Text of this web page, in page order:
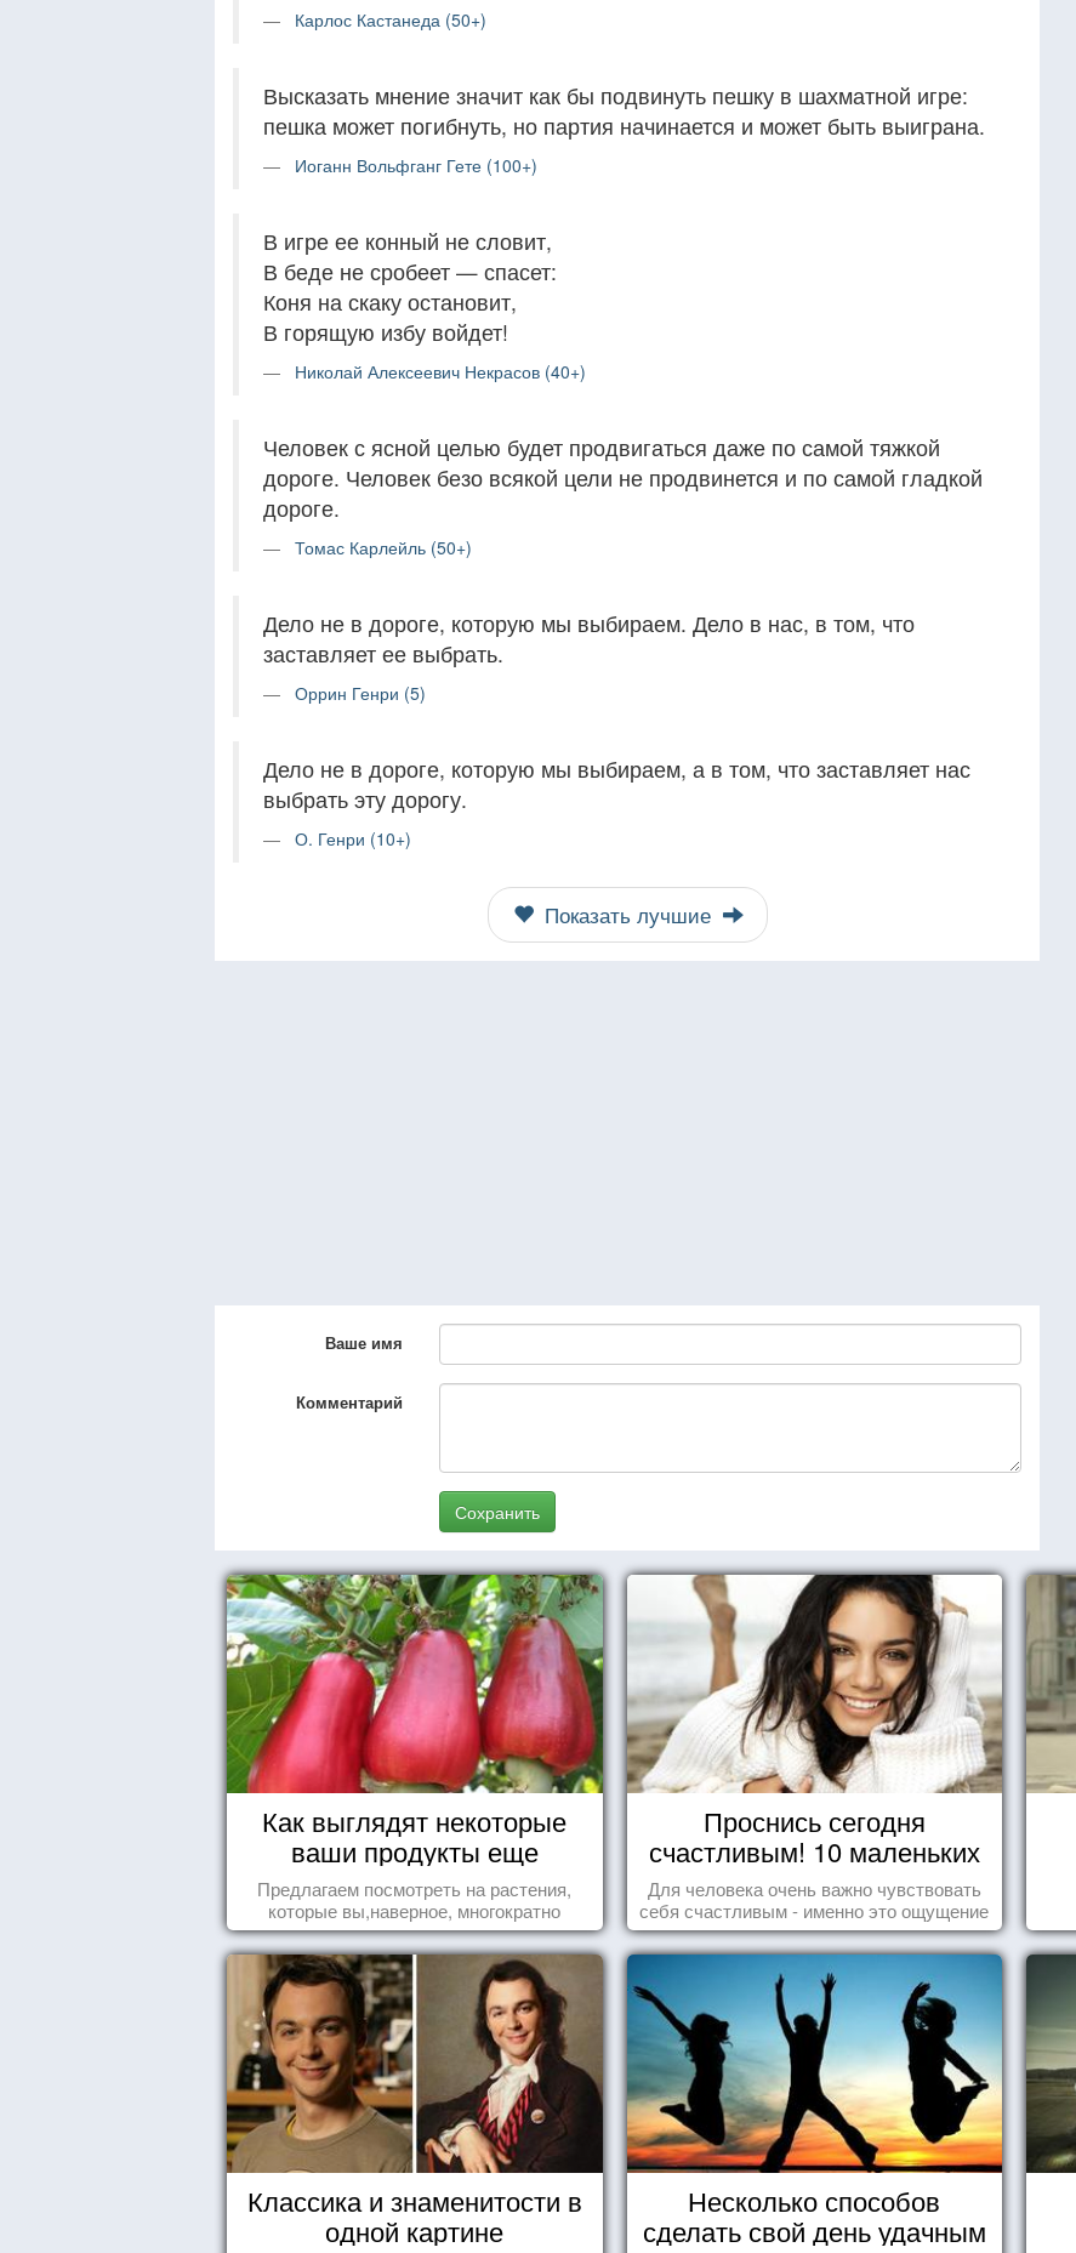
Карлос Кастанеда (50+)
Высказать мнение значит как бы подвинуть пешку в шахматной игре:
пешка может погибнуть, но партия начинается и может быть выиграна.
Иоганн Вольфганг Гете (100+)
В игре ее конный не словит,
В беде не сробеет — спасет:
Коня на скаку остановит,
В горящую избу войдет!
Николай Алексеевич Некрасов (40+)
Человек с ясной целью будет продвигаться даже по самой тяжкой
дороге. Человек безо всякой цели не продвинется и по самой гладкой
дороге.
Томас Карлейль (50+)
Дело не в дороге, которую мы выбираем. Дело в нас, в том, что
заставляет ее выбрать.
Оррин Генри (5)
Дело не в дороге, которую мы выбираем, а в том, что заставляет нас
выбрать эту дорогу.
О. Генри (10+)
Показать лучшие
Ваше имя
Комментарий
Сохранить
Как выглядят некоторые
ваши продукты еще
живыми?
Предлагаем посмотреть на растения,
которые вы,наверное, многократно
видели , но никогда не представляли
себе, что употребляете их в пищу.
Проснись сегодня
счастливым! 10 маленьких
радостей настоящего
Счастья
Для человека очень важно чувствовать
себя счастливым - именно это ощущение
дарит позитивные эмоции и превращает
каждый день в маленький праздник.
Классика и знаменитости в
одной картине
Несколько способов
сделать свой день удачным